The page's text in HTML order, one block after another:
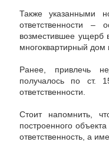
Также указанными
ответственности –
возместившее ущерб
многоквартирный дом
Ранее, привлечь
получалось по
ответственности.
Стоит напомнить,
построенного
ответственность, а